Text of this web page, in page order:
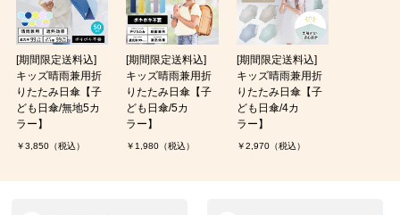
[期間限定送料込]
キッズ晴雨兼用折
りたたみ日傘【子
ども日傘/無地5カ
ラー】
￥3,850（税込）
[期間限定送料込]
キッズ晴雨兼用折
りたたみ日傘【子
ども日傘/5カ
ラー】
￥1,980（税込）
[期間限定送料込]
キッズ晴雨兼用折
りたたみ日傘【子
ども日傘/4カ
ラー】
￥2,970（税込）